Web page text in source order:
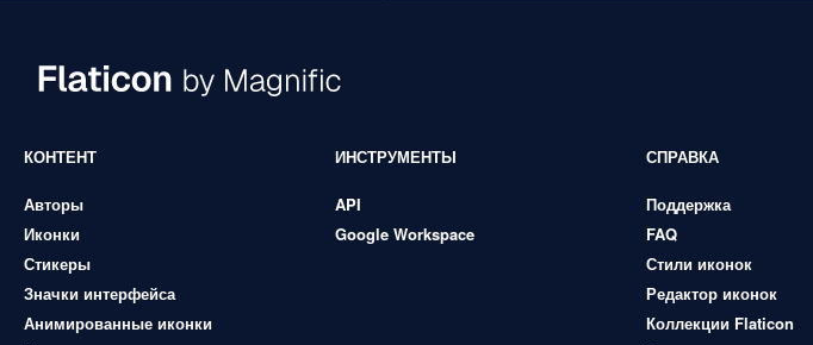
КОНТЕНТ
Авторы
Иконки
Стикеры
Значки интерфейса
Анимированные иконки
ИНСТРУМЕНТЫ
API
Google Workspace
СПРАВКА
Поддержка
FAQ
Стили иконок
Редактор иконок
Коллекции Flaticon